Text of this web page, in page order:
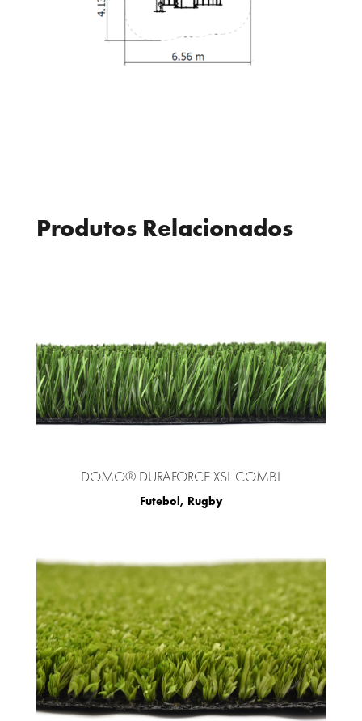
Produtos Relacionados
DOMO® DURAFORCE XSL COMBI
Futebol, Rugby